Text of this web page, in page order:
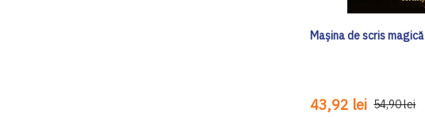
Mașina de scris magică
43,92 lei 54,90 lei